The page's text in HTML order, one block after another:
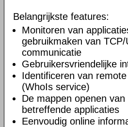
Belangrijkste features:
Monitoren van
gebruikmaken van TCP/
communicatie
Gebruikersvriendelijke
Identificeren van
(WhoIs service)
De mappen openen van
betreffende applicaties
Eenvoudig online